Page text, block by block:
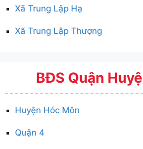
Xã Trung Lập Hạ
Xã Trung Lập Thượng
BĐS Quận
Huyện Hóc Môn
Quận 4